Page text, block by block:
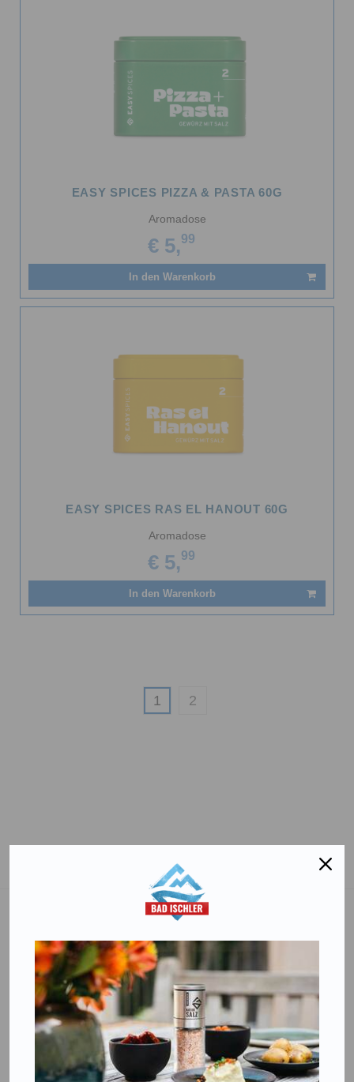
EASY SPICES PIZZA & PASTA 60G
Aromadose
€ 5,99
In den Warenkorb
EASY SPICES RAS EL HANOUT 60G
Aromadose
€ 5,99
In den Warenkorb
1 2
Steinkogelstraße 30
4802 Ebensee am Traunsee,AUSTRIA
+43 676 87812208
ecommerce@salinen.com